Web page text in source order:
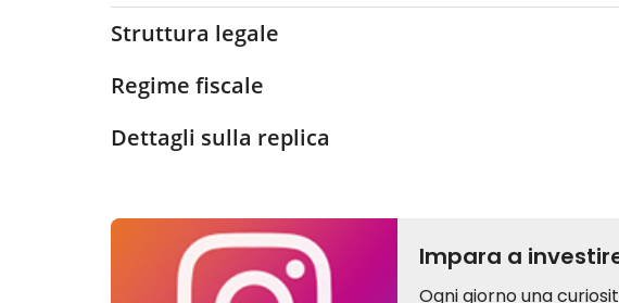
Struttura legale
Regime fiscale
Dettagli sulla replica